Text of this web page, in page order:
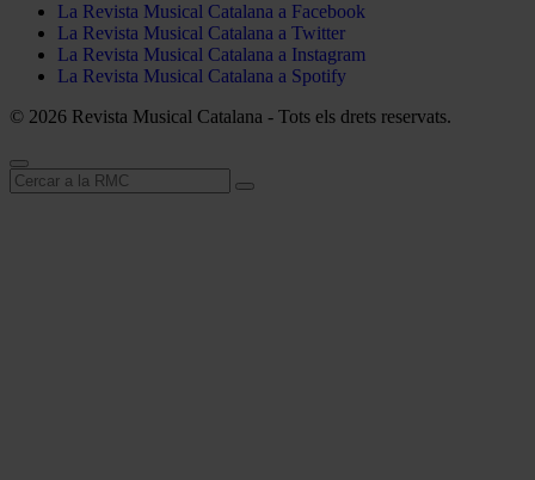
La Revista Musical Catalana a Facebook
La Revista Musical Catalana a Twitter
La Revista Musical Catalana a Instagram
La Revista Musical Catalana a Spotify
© 2026 Revista Musical Catalana - Tots els drets reservats.
Cerca